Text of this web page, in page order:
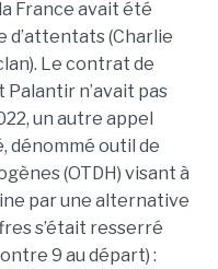
France avait été
d’attentats (Charlie
Le contrat de
Palantir n’avait pas
un autre appel
dénommé outil de
(OTDH) visant à
par une alternative
s’était resserré
9 au départ) :